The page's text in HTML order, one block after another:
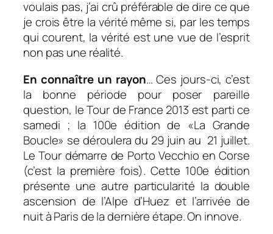
voulais pas, j’ai crû préférable de dire ce que
je crois être la vérité même si, par les temps
qui courent, la vérité est une vue de l’esprit
non pas une réalité.
En connaître un rayon… Ces jours-ci, c’est
la bonne période pour poser pareille
question, le Tour de France 2013 est parti ce
samedi ; la 100e édition de «La Grande
Boucle» se déroulera du 29 juin au 21 juillet.
Le Tour démarre de Porto Vecchio en Corse
(c’est la première fois). Cette 100e édition
présente une autre particularité la double
ascension de l’Alpe d’Huez et l’arrivée de
nuit à Paris de la dernière étape. On innove.